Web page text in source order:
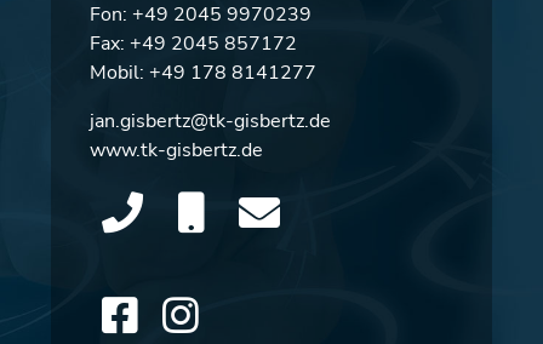
Fon: +49 2045 9970239
Fax: +49 2045 857172
Mobil: +49 178 8141277
jan.gisbertz@tk-gisbertz.de
www.tk-gisbertz.de